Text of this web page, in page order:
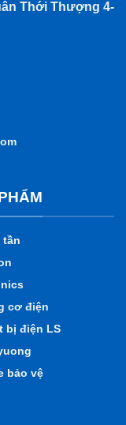
Thới Thượng 4-
tần
cơ điện
bị điện LS
bảo vệ